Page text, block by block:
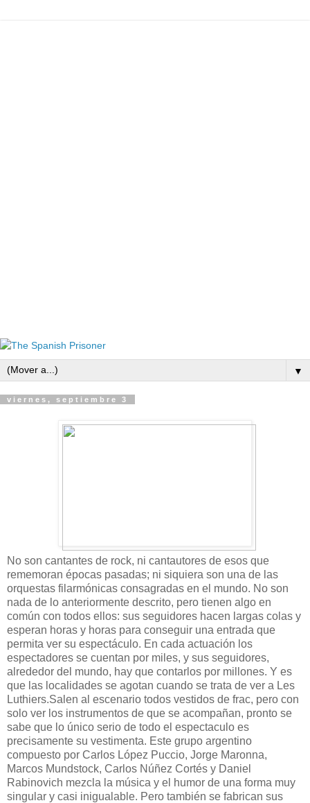
▼
viernes, septiembre 3
No son cantantes de rock, ni cantautores de esos que
rememoran épocas pasadas; ni siquiera son una de las
orquestas filarmónicas consagradas en el mundo. No son
nada de lo anteriormente descrito, pero tienen algo en
común con todos ellos: sus seguidores hacen largas colas y
esperan horas y horas para conseguir una entrada que
permita ver su espectáculo. En cada actuación los
espectadores se cuentan por miles, y sus seguidores,
alrededor del mundo, hay que contarlos por millones. Y es
que las localidades se agotan cuando se trata de ver a Les
Luthiers.Salen al escenario todos vestidos de frac, pero con
solo ver los instrumentos de que se acompañan, pronto se
sabe que lo único serio de todo el espectaculo es
precisamente su vestimenta. Este grupo argentino
compuesto por Carlos López Puccio, Jorge Maronna,
Marcos Mundstock, Carlos Núñez Cortés y Daniel
Rabinovich mezcla la música y el humor de una forma muy
singular y casi inigualable. Pero también se fabrican sus